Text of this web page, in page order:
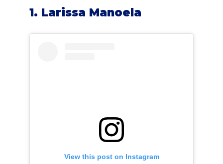
1. Larissa Manoela
View this post on Instagram